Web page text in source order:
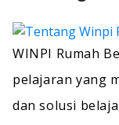
WINPI Rumah
pelajaran yang
dan solusi